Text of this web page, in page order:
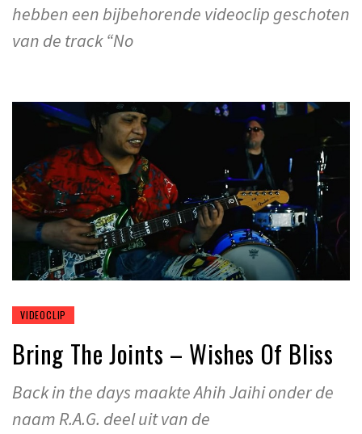
hebben een bijbehorende videoclip geschoten
van de track “No
VIDEOCLIP
Bring The Joints – Wishes Of Bliss
Back in the days maakte Ahih Jaihi onder de
naam R.A.G. deel uit van de